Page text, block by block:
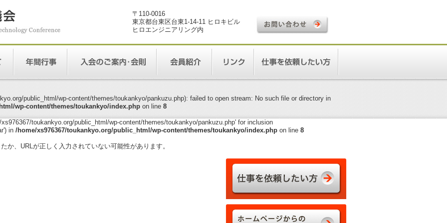
〒110-0016
東京都台東区台東1-14-11 ヒロキビル
ヒロエンジニアリング内
public_html/wp-content/themes/toukankyo/pankuzu.php): failed to open stream: No such file or directory in
wp-content/themes/toukankyo/index.phpon line8
toukankyo.org/public_html/wp-content/themes/toukankyo/pankuzu.php' for inclusion
in /home/xs976367/toukankyo.org/public_html/wp-content/themes/toukankyo/index.phpon line 8
か、URLが正しく入力されていない可能性があります。